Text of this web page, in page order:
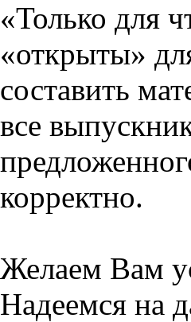
«Только для
«открыты»
составить
все
корректно.
Желаем Вам
Надеемся на